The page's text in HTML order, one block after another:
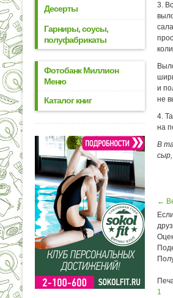
Десерты
Гарниры, соусы,
полуфабрикаты
Фотобанк Миллион
Меню
Каталог книг
3.
и
не
4.
на
В
←
1